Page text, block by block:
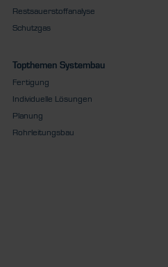
Restsauerstoffanalyse
Schutzgas
Topthemen Systembau
Fertigung
Individuelle Lösungen
Planung
Rohrleitungsbau